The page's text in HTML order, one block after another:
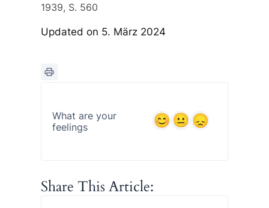
1939, S. 560
Updated on 5. März 2024
What are your
feelings
Share This Article: